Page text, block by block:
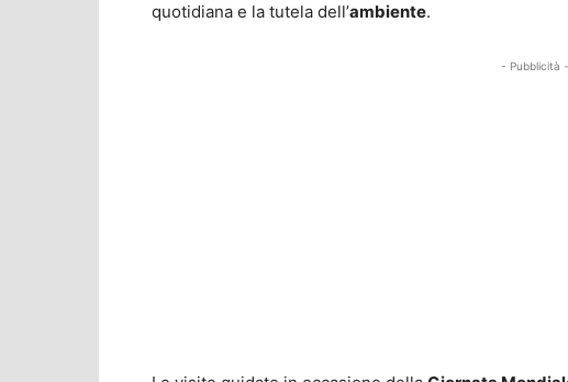
quotidiana e la tutela dell’ambiente.
- Pubblicità -